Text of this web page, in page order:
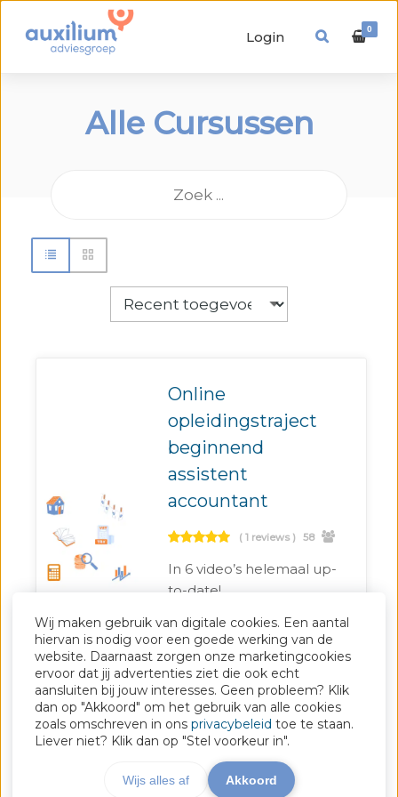
Login 0
Alle Cursussen
Online
opleidingstraject
beginnend
assistent
accountant
( 1 reviews ) 58
In 6 video’s helemaal up-
to-date!
Auxilium Adviesgroep
€125
Wij maken gebruik van digitale cookies. Een aantal
hiervan is nodig voor een goede werking van de
website. Daarnaast zorgen onze marketingcookies
ervoor dat jij advertenties ziet die ook echt
aansluiten bij jouw interesses. Geen probleem? Klik
dan op "Akkoord" om het gebruik van alle cookies
zoals omschreven in ons privacybeleid toe te staan.
Liever niet? Klik dan op "Stel voorkeur in".
Wijs alles af Akkoord